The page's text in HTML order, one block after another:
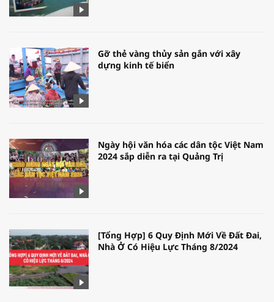
Gỡ thẻ vàng thủy sản gắn với xây
dựng kinh tế biển
Ngày hội văn hóa các dân tộc Việt Nam
2024 sắp diễn ra tại Quảng Trị
[Tổng Hợp] 6 Quy Định Mới Về Đất Đai,
Nhà Ở Có Hiệu Lực Tháng 8/2024